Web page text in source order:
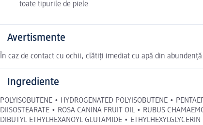
toate tipurile de piele
Avertismente
În caz de contact cu ochii, clătiți imediat cu apă din abundență.
Ingrediente
POLYISOBUTENE • HYDROGENATED POLYISOBUTENE •
DIISOSTEARATE • ROSA CANINA FRUIT OIL • RUBUS
DIBUTYL ETHYLHEXANOYL GLUTAMIDE •